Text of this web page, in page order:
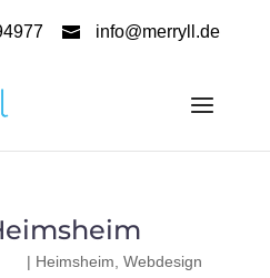
info@merryll.de
| Heimsheim Webdesign